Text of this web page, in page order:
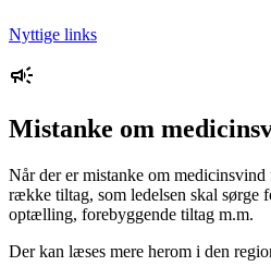
Nyttige links
Mistanke om
Når der er mistanke om
række tiltag, som ledelsen skal
optælling, forebyggende tiltag m.m.
Der kan læses mere herom i den